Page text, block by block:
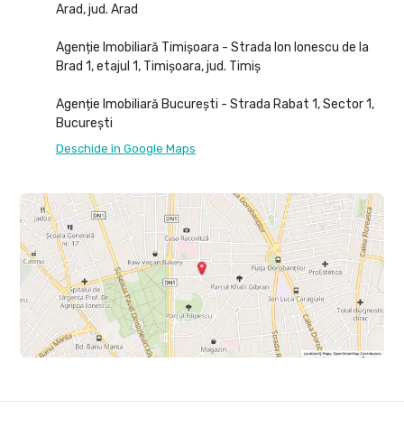
Arad, jud. Arad
Agenție Imobiliară Timișoara - Strada Ion Ionescu de la
Brad 1, etajul 1, Timișoara, jud. Timiș
Agenție Imobiliară București - Strada Rabat 1, Sector 1,
București
Deschide în Google Maps